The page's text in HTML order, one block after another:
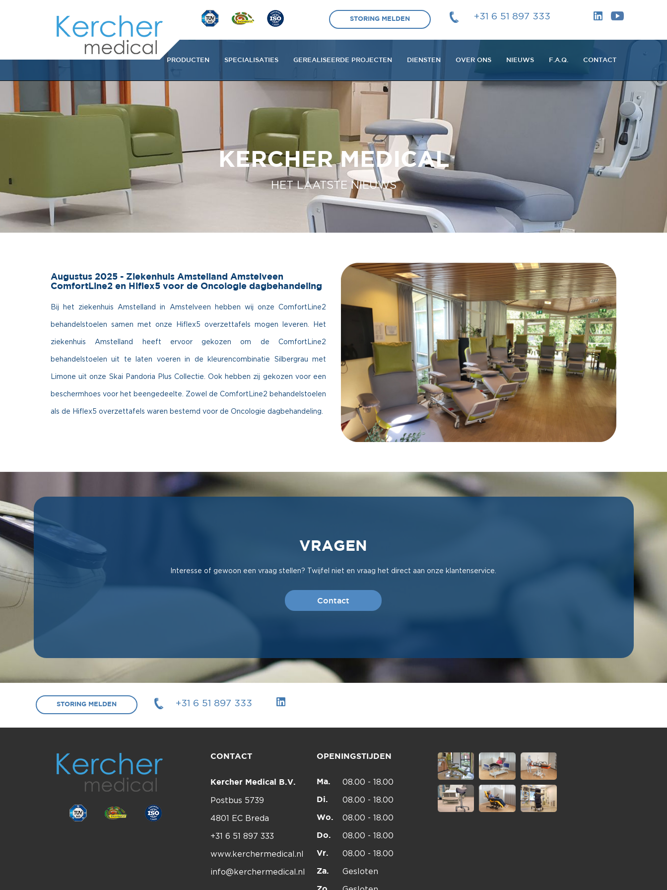
STORING MELDEN +31 6 51 897 333
PRODUCTEN SPECIALISATIES GEREALISEERDE PROJECTEN DIENSTEN OVER ONS NIEUWS F.A.Q. CONTACT
KERCHER MEDICAL
HET LAATSTE NIEUWS
Augustus 2025 - Ziekenhuis Amstelland Amstelveen
ComfortLine2 en Hiflex5 voor de Oncologie dagbehandeling
Bij het ziekenhuis Amstelland in Amstelveen hebben wij onze ComfortLine2
behandelstoelen samen met onze Hiflex5 overzettafels mogen leveren. Het
ziekenhuis Amstelland heeft ervoor gekozen om de ComfortLine2
behandelstoelen uit te laten voeren in de kleurencombinatie Silbergrau met
Limone uit onze Skai Pandoria Plus Collectie. Ook hebben zij gekozen voor een
beschermhoes voor het beengedeelte. Zowel de ComfortLine2 behandelstoelen
als de Hiflex5 overzettafels waren bestemd voor de Oncologie dagbehandeling.
VRAGEN
Interesse of gewoon een vraag stellen? Twijfel niet en vraag het direct aan onze klantenservice.
Contact
STORING MELDEN +31 6 51 897 333
CONTACT
Kercher Medical B.V.
Postbus 5739
4801 EC Breda
+31 6 51 897 333
www.kerchermedical.nl
info@kerchermedical.nl
OPENINGSTIJDEN
Ma. 08.00 - 18.00
Di. 08.00 - 18.00
Wo. 08.00 - 18.00
Do. 08.00 - 18.00
Vr. 08.00 - 18.00
Za. Gesloten